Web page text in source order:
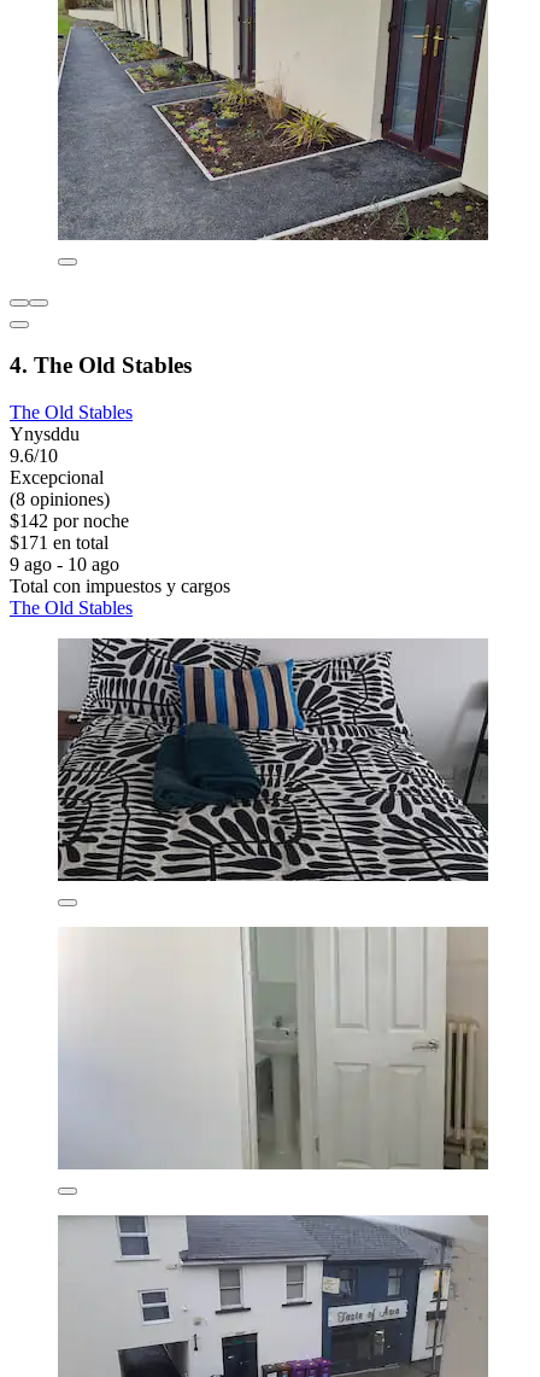
4. The Old Stables
The Old Stables
Ynysddu
9.6/10
Excepcional
(8 opiniones)
$142 por noche
$171 en total
9 ago - 10 ago
Total con impuestos y cargos
The Old Stables